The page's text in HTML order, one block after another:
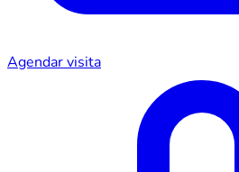
Agendar visita